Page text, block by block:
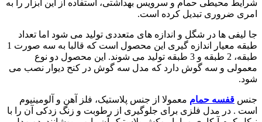
شرایط محیطی حمام و سرویس بهداشتی، استفاده از این ابزار را به
امری ضروری تبدیل کرده است.
جا لیفی ها در شگل و اندازه های متعددی تولید می شود اما تعداد
طبقه معیار اندازه گیری این محصول است که قالبا به سه صورت 1
طبقه، 2 طبقه و 3 طبقه تولید می شوند. این محصول دو نوع
معمولی و سه گوش دارد که مدل سه گوش در کنح دیوار نصب می
شود.
جنس قفسه حمام معمولا از جنس پلاستیک، فلز آهن و آلومینیوم
است . در مدل فلزی برای جلوگیری از رطوبت و زنگ زدکی آن را با